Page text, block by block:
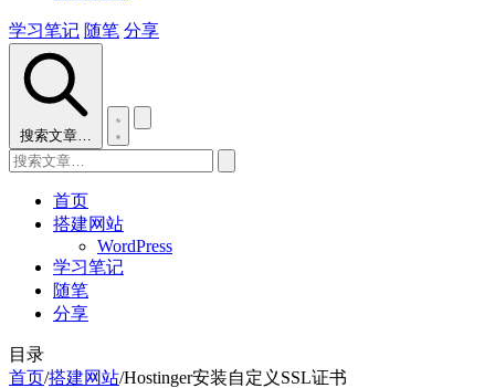
学习笔记 随笔 分享
搜索文章…
首页
搭建网站
WordPress
学习笔记
随笔
分享
目录
首页/搭建网站/Hostinger安装自定义SSL证书